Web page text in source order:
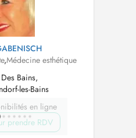
,Médecine esthétique
Bains,
les-Bains
en ligne
prendre RDV